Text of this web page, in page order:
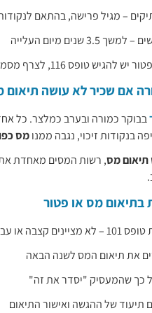
– מגיל פרישה, בהתאם לנקודות
3.5 שנים מיום העלייה
לצרף מסמכים רפואיים, ולעבור ועדה רפואית.
אם שכיר לא עושה תיאום
בבוקר כמורה ובערב כמלצר. כל
בנקודות זיכוי, נגבה ממנומס
תיאום מס, רשות המסים מאחדת
בתיאום מס או פטור
קצבה או עבודה נוספת
את תיאום המס לשנה הבאה
כך שהמעסיק "יסדר את זה"
תיעוד של ההגשה ואישור התיאום